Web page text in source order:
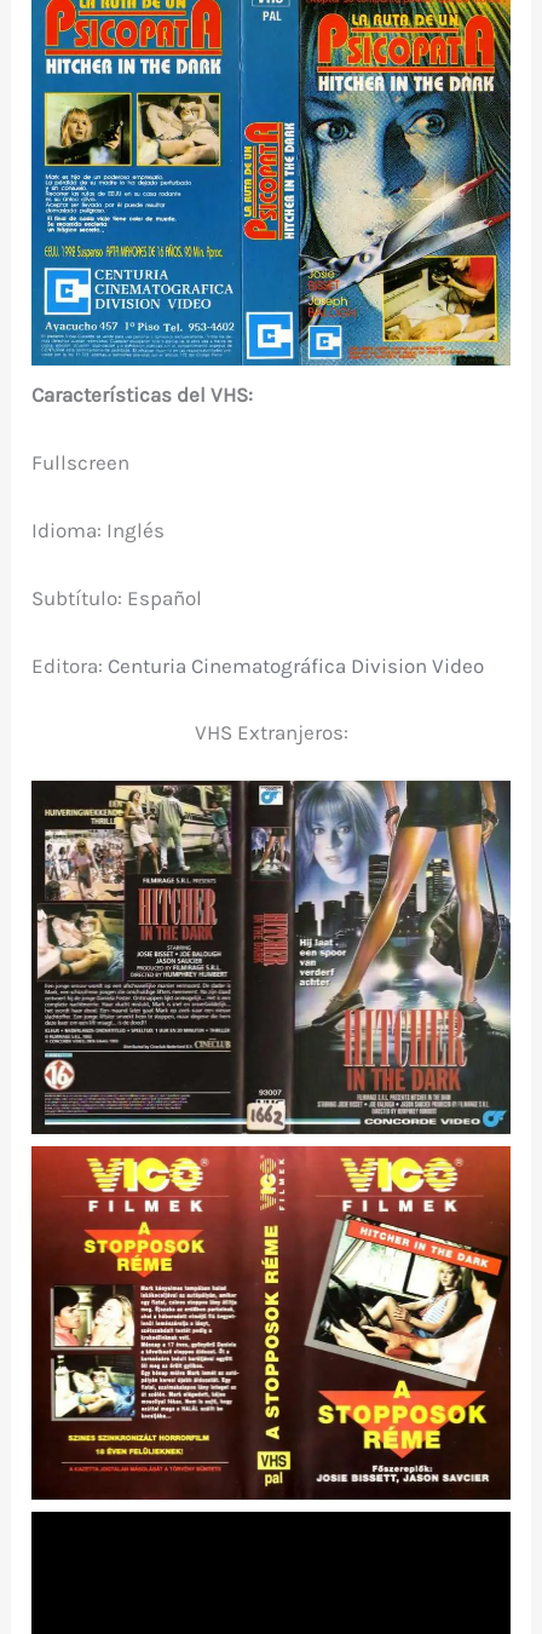
Características del VHS:
Fullscreen
Idioma: Inglés
Subtítulo: Español
Editora: Centuria Cinematográfica Division Video
VHS Extranjeros: